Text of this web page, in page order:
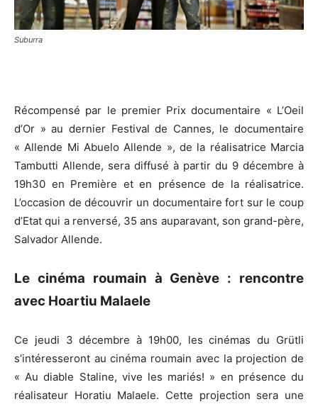
Suburra
Récompensé par le premier Prix documentaire « L’Oeil
d’Or » au dernier Festival de Cannes, le documentaire
« Allende Mi Abuelo Allende », de la réalisatrice Marcia
Tambutti Allende, sera diffusé à partir du 9 décembre à
19h30 en Première et en présence de la réalisatrice.
L’occasion de découvrir un documentaire fort sur le coup
d’Etat qui a renversé, 35 ans auparavant, son grand-père,
Salvador Allende.
Le cinéma roumain à Genève : rencontre
avec Hoartiu Malaele
Ce jeudi 3 décembre à 19h00, les cinémas du Grütli
s’intéresseront au cinéma roumain avec la projection de
« Au diable Staline, vive les mariés! » en présence du
réalisateur Horatiu Malaele. Cette projection sera une